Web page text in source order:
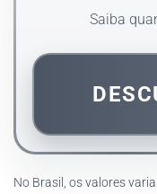
Saiba
No Brasil, os valores